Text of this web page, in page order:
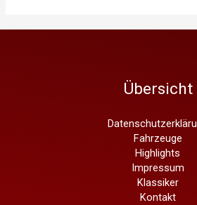
Mercedes
Übersicht
Fahrzeuge
Highlights
Impressum
Klassiker
Kontakt